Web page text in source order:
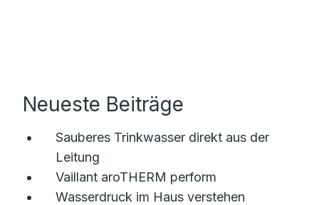
Neueste Beiträge
Sauberes Trinkwasser direkt aus der
Leitung
Vaillant aroTHERM perform
Wasserdruck im Haus verstehen